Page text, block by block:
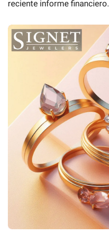
reciente informe financiero.